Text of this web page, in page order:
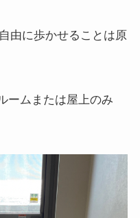
由に歩かせることは原
ームまたは屋上のみ